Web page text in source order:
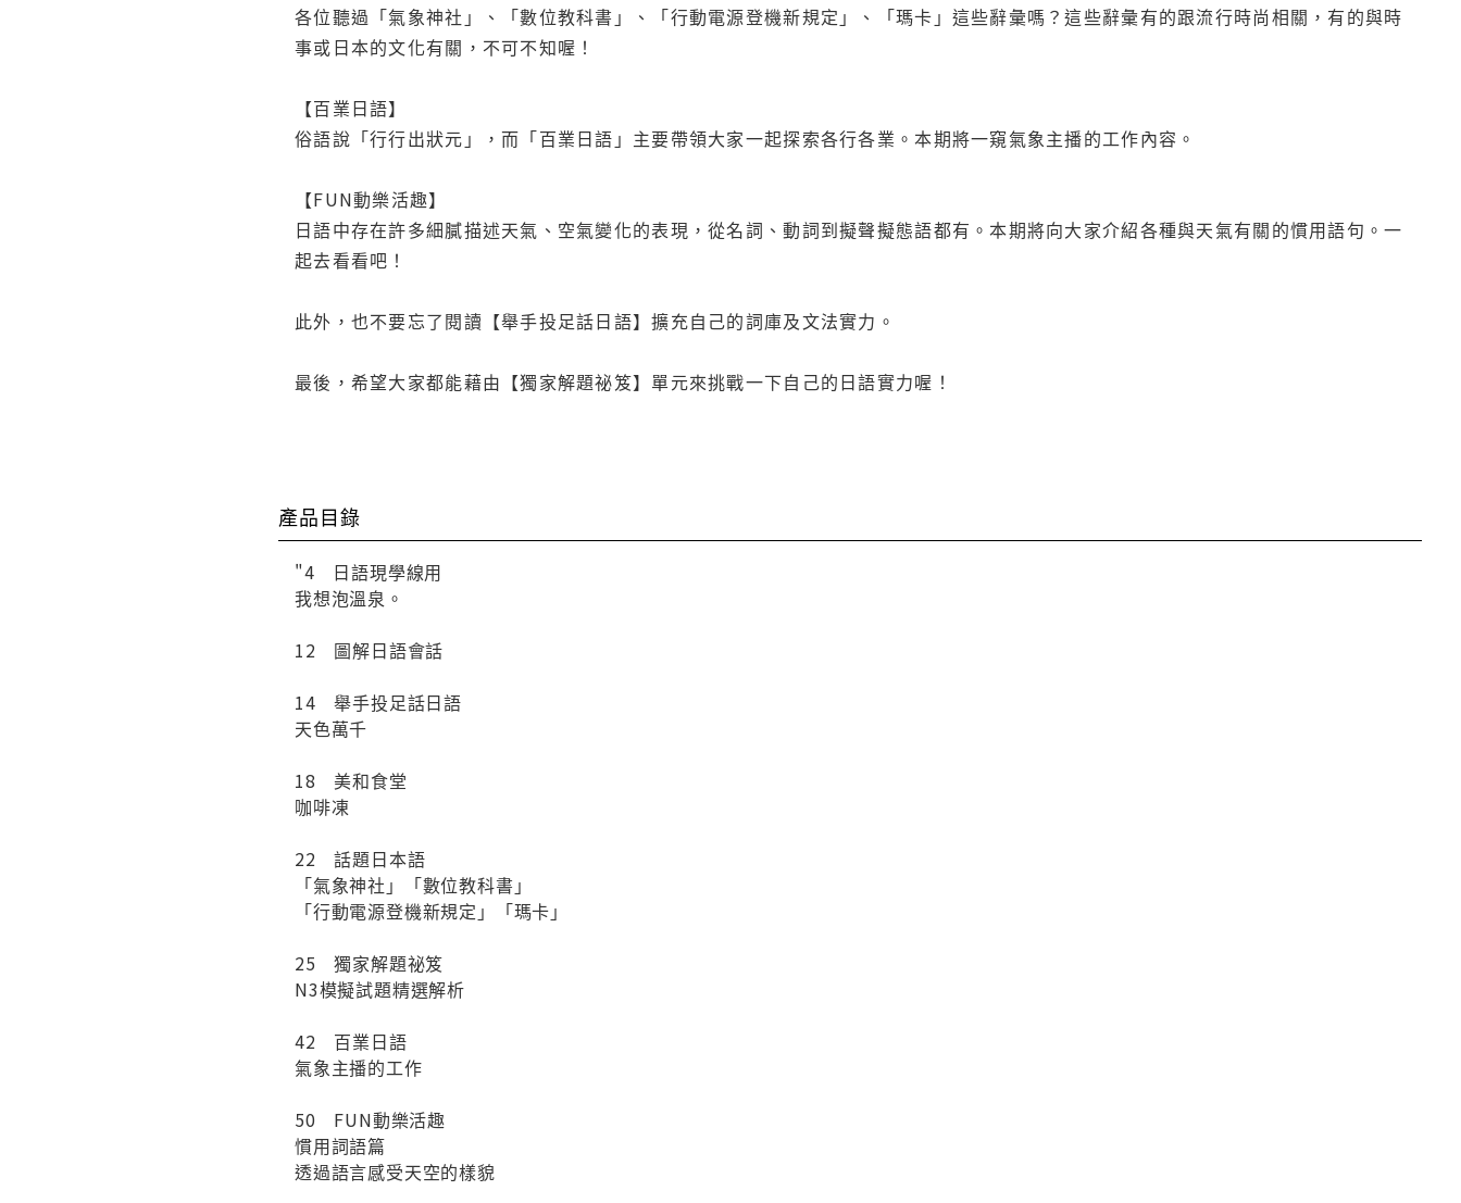
各位聽過「氣象神社」、「數位教科書」、「行動電源登機新規定」、「瑪卡」這些辭彙嗎？這些辭彙有的跟流行時尚相關，有的與時
事或日本的文化有關，不可不知喔！
【百業日語】
俗語說「行行出狀元」，而「百業日語」主要帶領大家一起探索各行各業。本期將一窺氣象主播的工作內容。
【FUN動樂活趣】
日語中存在許多細膩描述天氣、空氣變化的表現，從名詞、動詞到擬聲擬態語都有。本期將向大家介紹各種與天氣有關的慣用語句。一
起去看看吧！
此外，也不要忘了閱讀【舉手投足話日語】擴充自己的詞庫及文法實力。
最後，希望大家都能藉由【獨家解題祕笈】單元來挑戰一下自己的日語實力喔！
產品目錄
"4 日語現學線用
我想泡溫泉。
12 圖解日語會話
14 舉手投足話日語
天色萬千
18 美和食堂
咖啡凍
22 話題日本語
「氣象神社」「數位教科書」
「行動電源登機新規定」「瑪卡」
25 獨家解題祕笈
N3模擬試題精選解析
42 百業日語
氣象主播的工作
50 FUN動樂活趣
慣用詞語篇
透過語言感受天空的樣貌